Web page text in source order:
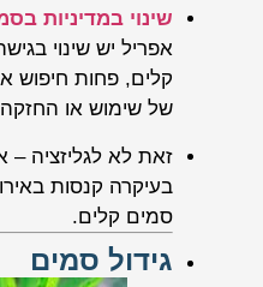
שינוי במדיניות
אפריל יש שינוי
קלים, פחות חיפוש
של שימוש או
זאת לא לגליזציה
בעיקרה קנסות
סמים קלים.
גידול סמים